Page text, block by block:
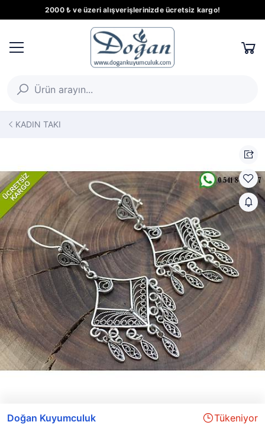
2000 ₺ ve üzeri alışverişlerinizde ücretsiz kargo!
KADIN TAKI
Doğan Kuyumculuk Tükeniyor